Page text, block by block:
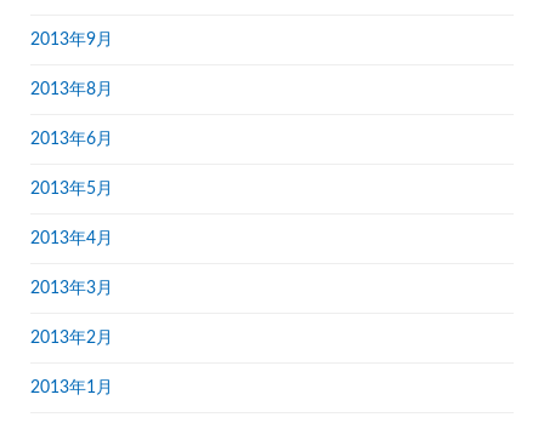
2013年9月
2013年8月
2013年6月
2013年5月
2013年4月
2013年3月
2013年2月
2013年1月